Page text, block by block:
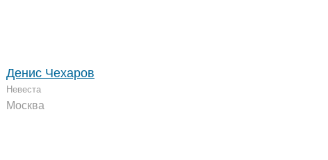
Денис Чехаров
Невеста
Москва